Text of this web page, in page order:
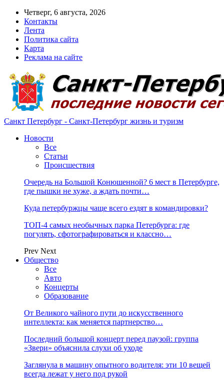
Четверг, 6 августа, 2026
Контакты
Лента
Политика сайта
Карта
Реклама на сайте
Санкт Петербург - Санкт-Петербург жизнь и туризм
Новости
Все
Статьи
Происшествия
Очередь на Большой Конюшенной? 6 мест в Петербурге,
где пышки не хуже, а ждать почти…
Куда петербуржцы чаще всего ездят в командировки?
ТОП-4 самых необычных парка Петербурга: где
погулять, сфотографироваться и классно…
Prev Next
Общество
Все
Авто
Концерты
Образование
От Великого чайного пути до искусственного
интеллекта: как меняется партнерство…
Последний большой концерт перед паузой: группа
«Звери» объяснила слухи об уходе
Заглянула в машину опытного водителя: эти 10 вещей
всегда лежат у него под рукой